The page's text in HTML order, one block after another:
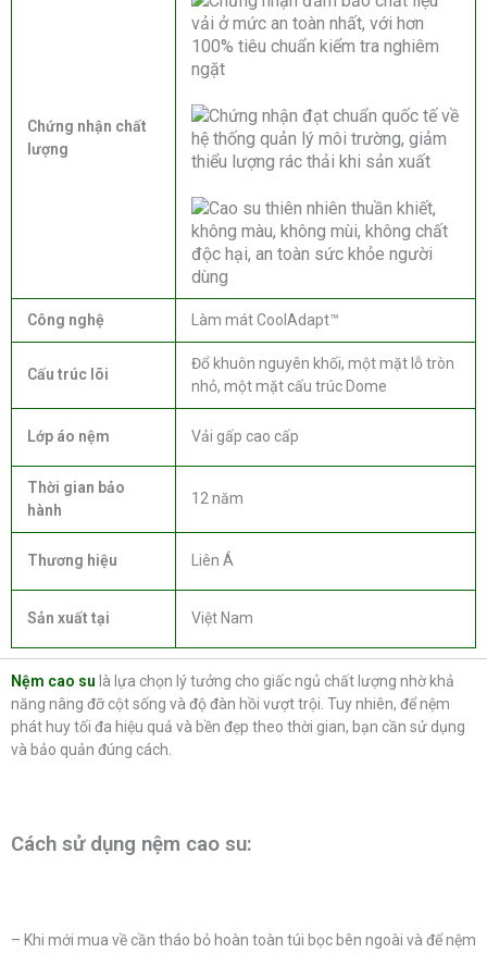
Chứng nhận chất
lượng
Công nghệ Làm mát CoolAdapt™
Cấu trúc lõi
Đổ khuôn nguyên khối, một mặt lỗ tròn
nhỏ, một mặt cấu trúc Dome
Lớp áo nệm Vải gấp cao cấp
Thời gian bảo
hành
12 năm
Thương hiệu Liên Á
Sản xuất tại Việt Nam
Nệm cao su là lựa chọn lý tưởng cho giấc ngủ chất lượng nhờ khả
năng nâng đỡ cột sống và độ đàn hồi vượt trội. Tuy nhiên, để nệm
phát huy tối đa hiệu quả và bền đẹp theo thời gian, bạn cần sử dụng
và bảo quản đúng cách.
Cách sử dụng nệm cao su:
– Khi mới mua về cần tháo bỏ hoàn toàn túi bọc bên ngoài và để nệm